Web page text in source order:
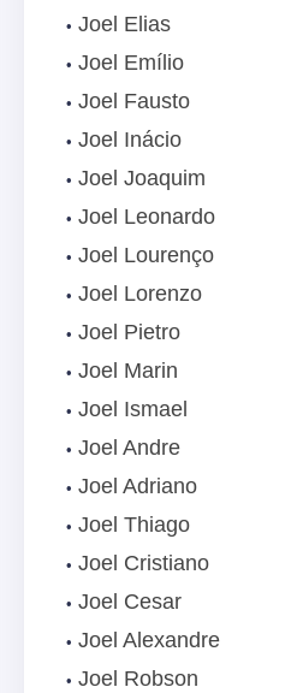
Joel Elias
Joel Emílio
Joel Fausto
Joel Inácio
Joel Joaquim
Joel Leonardo
Joel Lourenço
Joel Lorenzo
Joel Pietro
Joel Marin
Joel Ismael
Joel Andre
Joel Adriano
Joel Thiago
Joel Cristiano
Joel Cesar
Joel Alexandre
Joel Robson